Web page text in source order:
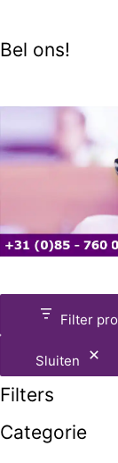
Bel ons!
Filter
Sluiten
Filters
Categorie